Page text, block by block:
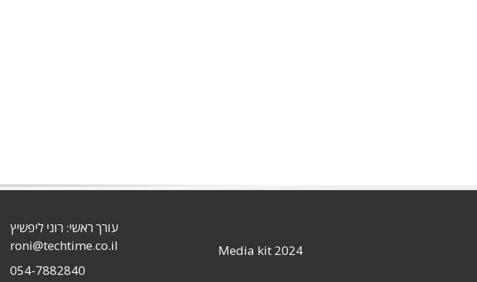
Media kit 2024
עורך ראשי: רוני ליפשיץ
roni@techtime.co.il
054-7882840